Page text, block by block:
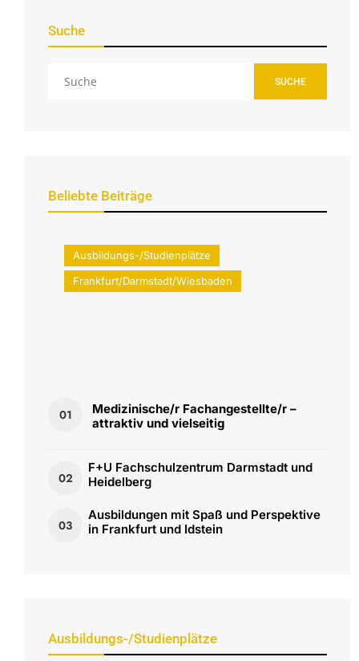
Suche
SUCHE
Beliebte Beiträge
Ausbildungs-/Studienplätze
Frankfurt/Darmstadt/Wiesbaden
01
Medizinische/r Fachangestellte/r –
attraktiv und vielseitig
02
F+U Fachschulzentrum Darmstadt und
Heidelberg
03
Ausbildungen mit Spaß und Perspektive
in Frankfurt und Idstein
Ausbildungs-/Studienplätze